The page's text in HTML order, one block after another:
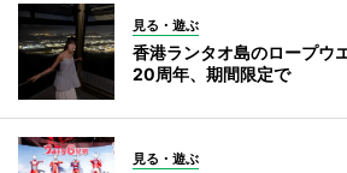
見る・遊ぶ
香港ランタオ島のロープ
20周年、期間限定で
見る・遊ぶ